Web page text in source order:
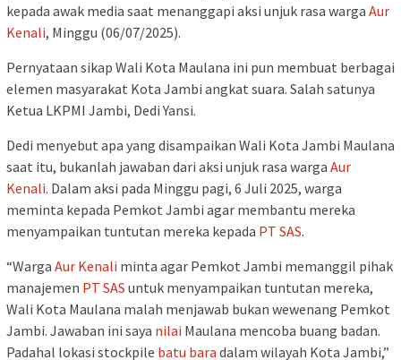
kepada awak media saat menanggapi aksi unjuk rasa warga Aur
Kenali, Minggu (06/07/2025).
Pernyataan sikap Wali Kota Maulana ini pun membuat berbagai
elemen masyarakat Kota Jambi angkat suara. Salah satunya
Ketua LKPMI Jambi, Dedi Yansi.
Dedi menyebut apa yang disampaikan Wali Kota Jambi Maulana
saat itu, bukanlah jawaban dari aksi unjuk rasa warga Aur
Kenali. Dalam aksi pada Minggu pagi, 6 Juli 2025, warga
meminta kepada Pemkot Jambi agar membantu mereka
menyampaikan tuntutan mereka kepada PT SAS.
“Warga Aur Kenali minta agar Pemkot Jambi memanggil pihak
manajemen PT SAS untuk menyampaikan tuntutan mereka,
Wali Kota Maulana malah menjawab bukan wewenang Pemkot
Jambi. Jawaban ini saya nilai Maulana mencoba buang badan.
Padahal lokasi stockpile batu bara dalam wilayah Kota Jambi,”